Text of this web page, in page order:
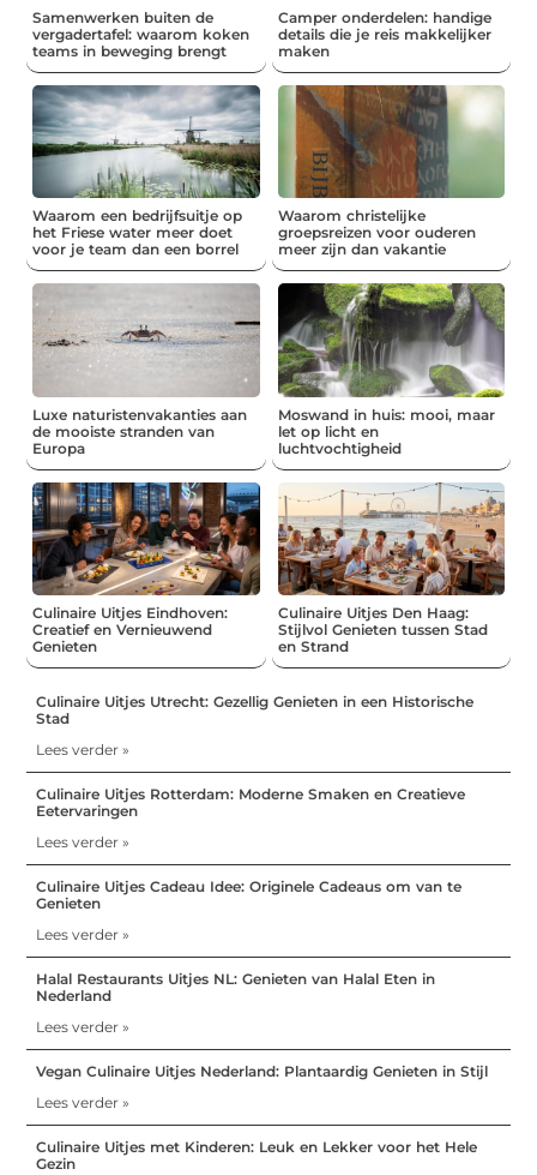
Samenwerken buiten de
vergadertafel: waarom koken
teams in beweging brengt
Camper onderdelen: handige
details die je reis makkelijker
maken
Waarom een bedrijfsuitje op
het Friese water meer doet
voor je team dan een borrel
Waarom christelijke
groepsreizen voor ouderen
meer zijn dan vakantie
Luxe naturistenvakanties aan
de mooiste stranden van
Europa
Moswand in huis: mooi, maar
let op licht en
luchtvochtigheid
Culinaire Uitjes Eindhoven:
Creatief en Vernieuwend
Genieten
Culinaire Uitjes Den Haag:
Stijlvol Genieten tussen Stad
en Strand
Culinaire Uitjes Utrecht: Gezellig Genieten in een Historische
Stad
Lees verder »
Culinaire Uitjes Rotterdam: Moderne Smaken en Creatieve
Eetervaringen
Lees verder »
Culinaire Uitjes Cadeau Idee: Originele Cadeaus om van te
Genieten
Lees verder »
Halal Restaurants Uitjes NL: Genieten van Halal Eten in
Nederland
Lees verder »
Vegan Culinaire Uitjes Nederland: Plantaardig Genieten in Stijl
Lees verder »
Culinaire Uitjes met Kinderen: Leuk en Lekker voor het Hele
Gezin